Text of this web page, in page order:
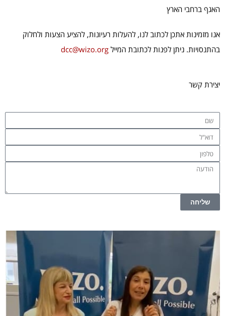
האגף ברחבי הארץ
אנו מזמינות אתכן לכתוב לנו, להעלות רעיונות, להציע הצעות ולחלוק
בהתנסויות. ניתן לפנות לכתובת המייל dcc@wizo.org
יצירת קשר
שליחה